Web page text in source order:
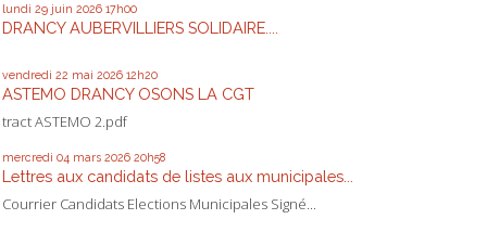
lundi 29 juin 2026 17h00
DRANCY AUBERVILLIERS SOLIDAIRE....
vendredi 22 mai 2026 12h20
ASTEMO DRANCY OSONS LA CGT
tract ASTEMO 2.pdf
mercredi 04 mars 2026 20h58
Lettres aux candidats de listes aux municipales...
Courrier Candidats Elections Municipales Signé...